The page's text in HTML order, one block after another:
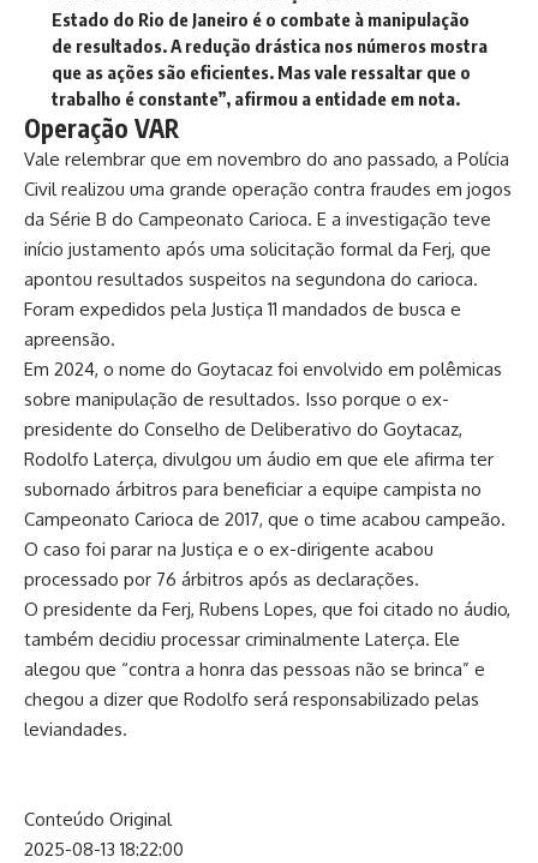
Estado do Rio de Janeiro é o combate à manipulação
de resultados. A redução drástica nos números mostra
que as ações são eficientes. Mas vale ressaltar que o
trabalho é constante”, afirmou a entidade em nota.
Operação VAR
Vale relembrar que em novembro do ano passado, a Polícia
Civil realizou uma grande operação contra fraudes em jogos
da Série B do Campeonato Carioca. E a investigação teve
início justamento após uma solicitação formal da Ferj, que
apontou resultados suspeitos na segundona do carioca.
Foram expedidos pela Justiça 11 mandados de busca e
apreensão.
Em 2024, o nome do Goytacaz foi envolvido em polêmicas
sobre manipulação de resultados. Isso porque o ex-
presidente do Conselho de Deliberativo do Goytacaz,
Rodolfo Laterça, divulgou um áudio em que ele afirma ter
subornado árbitros para beneficiar a equipe campista no
Campeonato Carioca de 2017, que o time acabou campeão.
O caso foi parar na Justiça e o ex-dirigente acabou
processado por 76 árbitros após as declarações.
O presidente da Ferj, Rubens Lopes, que foi citado no áudio,
também decidiu processar criminalmente Laterça. Ele
alegou que “contra a honra das pessoas não se brinca” e
chegou a dizer que Rodolfo será responsabilizado pelas
leviandades.
Conteúdo Original
2025-08-13 18:22:00